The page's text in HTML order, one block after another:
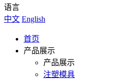
语言
中文 English
首页
产品展示
产品展示
注塑模具